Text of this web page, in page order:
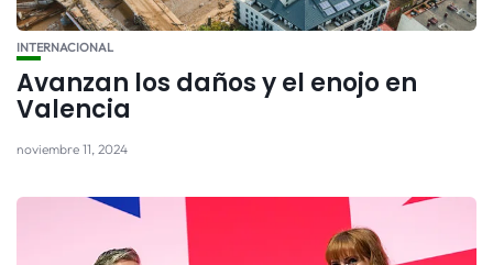
INTERNACIONAL
Avanzan los daños y el enojo en
Valencia
noviembre 11, 2024